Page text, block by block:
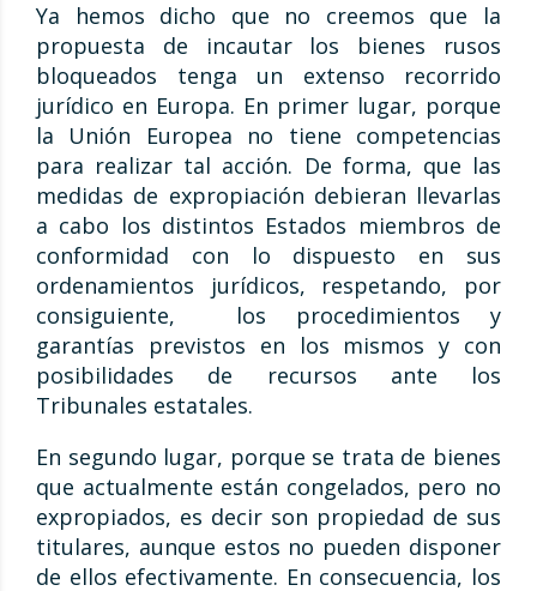
Ya hemos dicho que no creemos que la
propuesta de incautar los bienes rusos
bloqueados tenga un extenso recorrido
jurídico en Europa. En primer lugar, porque
la Unión Europea no tiene competencias
para realizar tal acción. De forma, que las
medidas de expropiación debieran llevarlas
a cabo los distintos Estados miembros de
conformidad con lo dispuesto en sus
ordenamientos jurídicos, respetando, por
consiguiente, los procedimientos y
garantías previstos en los mismos y con
posibilidades de recursos ante los
Tribunales estatales.
En segundo lugar, porque se trata de bienes
que actualmente están congelados, pero no
expropiados, es decir son propiedad de sus
titulares, aunque estos no pueden disponer
de ellos efectivamente. En consecuencia, los